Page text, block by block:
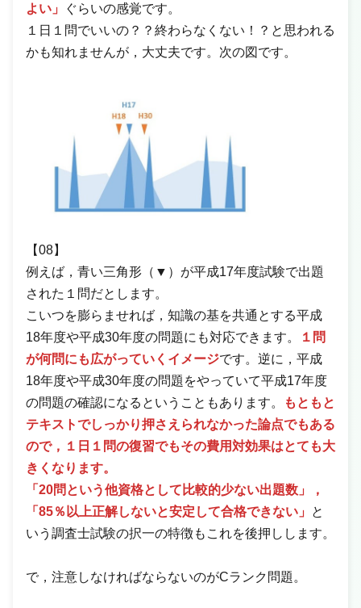
よい」
ぐらいの感覚です。
１日１問でいいの？？終わらなくない！？と思われる
かも知れませんが，大丈夫です。次の図です。
【08】
例えば，青い三角形（▼）が平成17年度試験で出題
された１問だとします。
こいつを膨らませれば，知識の基を共通とする平成
18年度や平成30年度の問題にも対応できます。
１問
が何問にも広がっていくイメージです。逆に，平成
18年度や平成30年度の問題をやっていて平成17年度
の問題の確認になるということもあります。
もともと
テキストでしっかり押さえられなかった論点でもある
ので，１日１問の復習でもその費用対効果はとても大
きくなります。
「20問という他資格として比較的少ない出題数」，
「85％以上正解しないと安定して合格できない」
と
いう調査士試験の択一の特徴もこれを後押しします。
で，注意しなければならないのがCランク問題。